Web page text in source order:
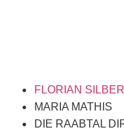
FLORIAN
MARIA MATHIS
DIE RAABTAL